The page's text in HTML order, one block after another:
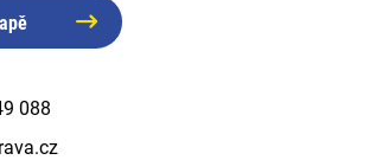
088